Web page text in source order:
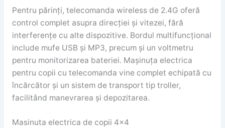
Pentru părinți, telecomanda wireless de 2.4G oferă
control complet asupra direcției și vitezei, fără
interferențe cu alte dispozitive. Bordul multifuncțional
include mufe USB și MP3, precum și un voltmetru
pentru monitorizarea bateriei. Mașinuța electrica
pentru copii cu telecomanda vine complet echipată cu
încărcător și un sistem de transport tip troller,
facilitând manevrarea și depozitarea.
Masinuta electrica de copii 4×4